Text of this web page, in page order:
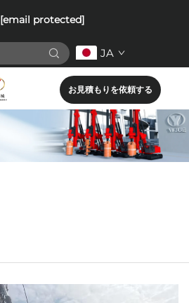
[email protected]
JA
お見積もりを依頼する